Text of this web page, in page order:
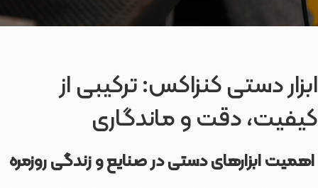
ابزار دستی کنزاکس: ترکیبی از
کیفیت، دقت و ماندگاری
اهمیت ابزارهای دستی در صنایع و زندگی روزمره